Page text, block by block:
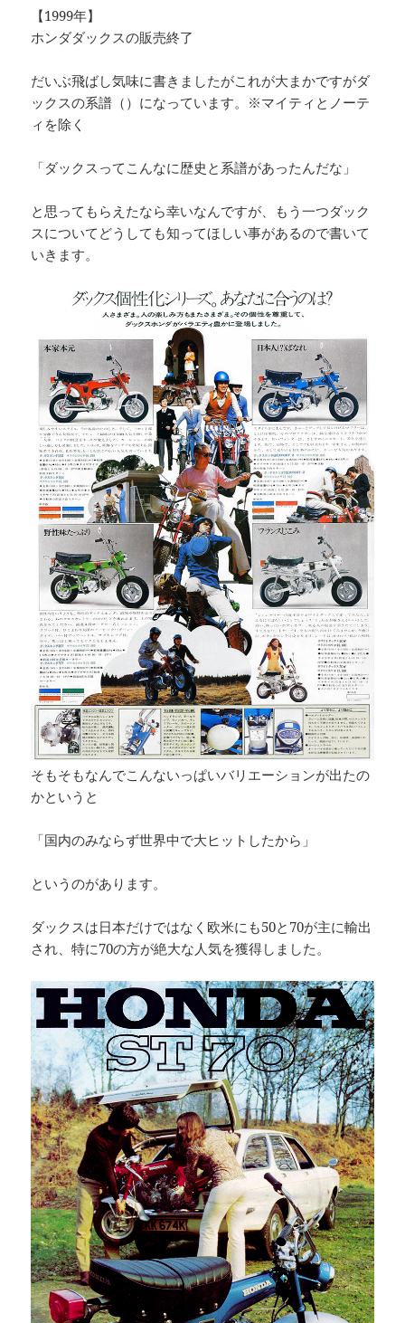
【1999年】
ホンダダックスの販売終了
だいぶ飛ばし気味に書きましたがこれが大まかですがダ
ックスの系譜（）になっています。※マイティとノーテ
ィを除く
「ダックスってこんなに歴史と系譜があったんだな」
と思ってもらえたなら幸いなんですが、もう一つダック
スについてどうしても知ってほしい事があるので書いて
いきます。
そもそもなんでこんないっぱいバリエーションが出たの
かというと
「国内のみならず世界中で大ヒットしたから」
というのがあります。
ダックスは日本だけではなく欧米にも50と70が主に輸出
され、特に70の方が絶大な人気を獲得しました。